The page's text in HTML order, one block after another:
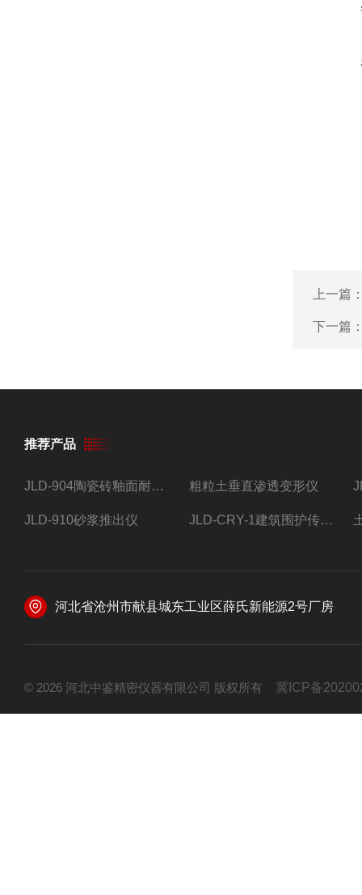
上一篇
下一篇
推荐产品
JLD-904陶瓷砖釉面耐磨试验仪 粗粒土垂直渗透变形仪
JLD-910砂浆推出仪 JLD-CRY-1建筑围护传热系数现场检测仪仪器
河北省沧州市献县城东工业区薛氏新能源2号厂房
© 2026 河北中鉴精密仪器有限公司 版权所有 冀ICP备